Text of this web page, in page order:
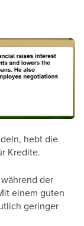
hebt die
Kredite.
der
einem guten
geringer